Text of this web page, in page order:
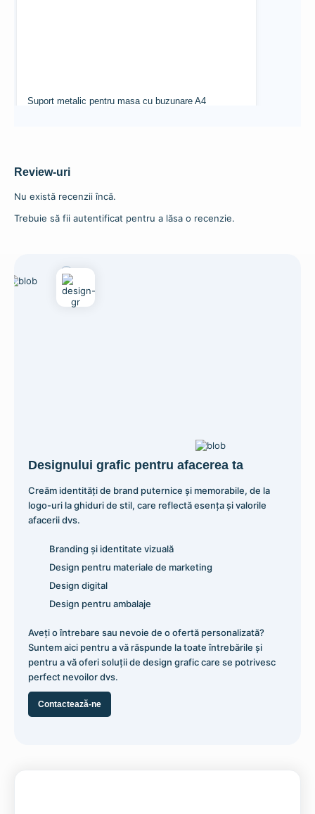
Suport metalic pentru masa cu buzunare A4
Referentier pentru perete cu buzunare A4
Adaugă în coș
Review-uri
Nu există recenzii încă.
Trebuie să fii autentificat pentru a lăsa o recenzie.
Designului grafic pentru afacerea ta
Creăm identități de brand puternice și memorabile, de la
logo-uri la ghiduri de stil, care reflectă esența și valorile
afacerii dvs.
Branding și identitate vizuală
Design pentru materiale de marketing
Design digital
Design pentru ambalaje
Aveți o întrebare sau nevoie de o ofertă personalizată?
Suntem aici pentru a vă răspunde la toate întrebările și
pentru a vă oferi soluții de design grafic care se potrivesc
perfect nevoilor dvs.
Contactează-ne